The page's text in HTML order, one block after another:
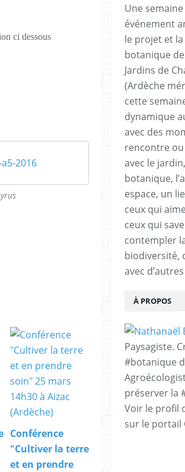
ci dessous
2016
Conférence
"Cultiver la terre
et en prendre
Une
événement
le projet et
botanique
Jardins de
(Ardèche
cette
dynamique
avec des
rencontre
avec le
botanique,
espace, un
ceux qui
ceux qui
contempler
biodiversité,
avec
À PROPOS
Paysagiste.
#botanique
préserver la
Voir le profil
sur le portail